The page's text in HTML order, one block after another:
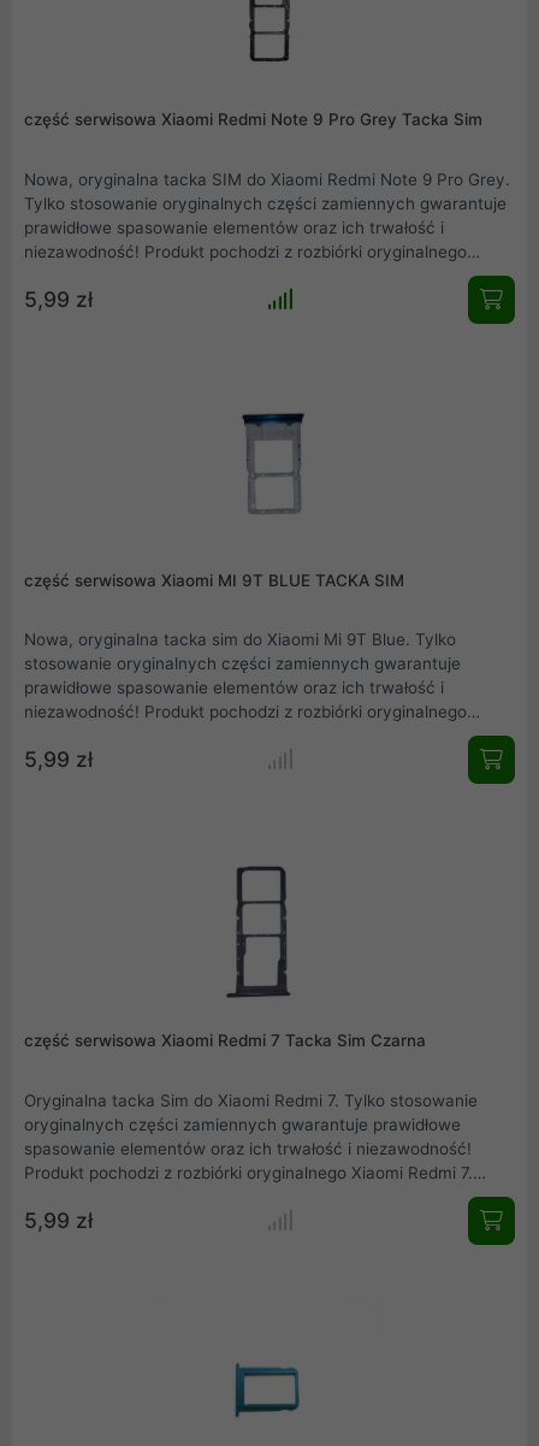
część serwisowa Xiaomi Redmi Note 9 Pro Grey Tacka Sim
Nowa, oryginalna tacka SIM do Xiaomi Redmi Note 9 Pro Grey.
Tylko stosowanie oryginalnych części zamiennych gwarantuje
prawidłowe spasowanie elementów oraz ich trwałość i
niezawodność! Produkt pochodzi z rozbiórki oryginalnego
Xiaomi Redmi Note 9 Pro Grey. Przedstawiamy rzeczywiste
zdjęcie produktu. Mamy również w ofercie inne części
5,99 zł
część serwisowa Xiaomi MI 9T BLUE TACKA SIM
Nowa, oryginalna tacka sim do Xiaomi Mi 9T Blue. Tylko
stosowanie oryginalnych części zamiennych gwarantuje
prawidłowe spasowanie elementów oraz ich trwałość i
niezawodność! Produkt pochodzi z rozbiórki oryginalnego
produktu. Mamy również w ofercie inne części serwisowe,
5,99 zł
część serwisowa Xiaomi Redmi 7 Tacka Sim Czarna
Oryginalna tacka Sim do Xiaomi Redmi 7. Tylko stosowanie
oryginalnych części zamiennych gwarantuje prawidłowe
spasowanie elementów oraz ich trwałość i niezawodność!
Produkt pochodzi z rozbiórki oryginalnego Xiaomi Redmi 7.
Przedstawiamy rzeczywiste zdjęcie produktu. Mamy również w
ofercie inne części serwisowe, zapraszamy do zakupów.
5,99 zł